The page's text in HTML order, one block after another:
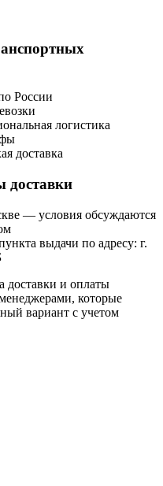
России
логистика
доставка
доставки
— условия обсуждаются
выдачи по адресу: г.
доставки и оплаты
которые
вариант с учетом